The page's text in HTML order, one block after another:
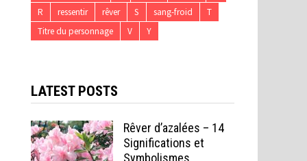
R
ressentir rêver S sang-froid
T
Titre du personnage
V Y
LATEST POSTS
Rêver d’azalées – 14
Significations et
Symbolismes